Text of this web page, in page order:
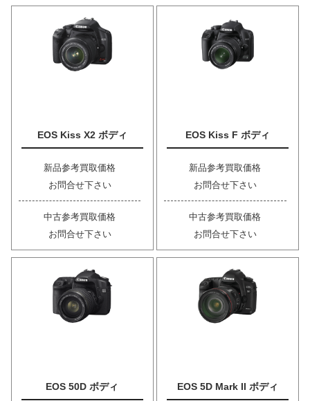
EOS Kiss X2 ボディ
新品参考買取価格
お問合せ下さい
中古参考買取価格
お問合せ下さい
EOS Kiss F ボディ
新品参考買取価格
お問合せ下さい
中古参考買取価格
お問合せ下さい
EOS 50D ボディ EOS 5D Mark II ボディ